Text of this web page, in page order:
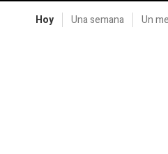
Hoy Una semana Un